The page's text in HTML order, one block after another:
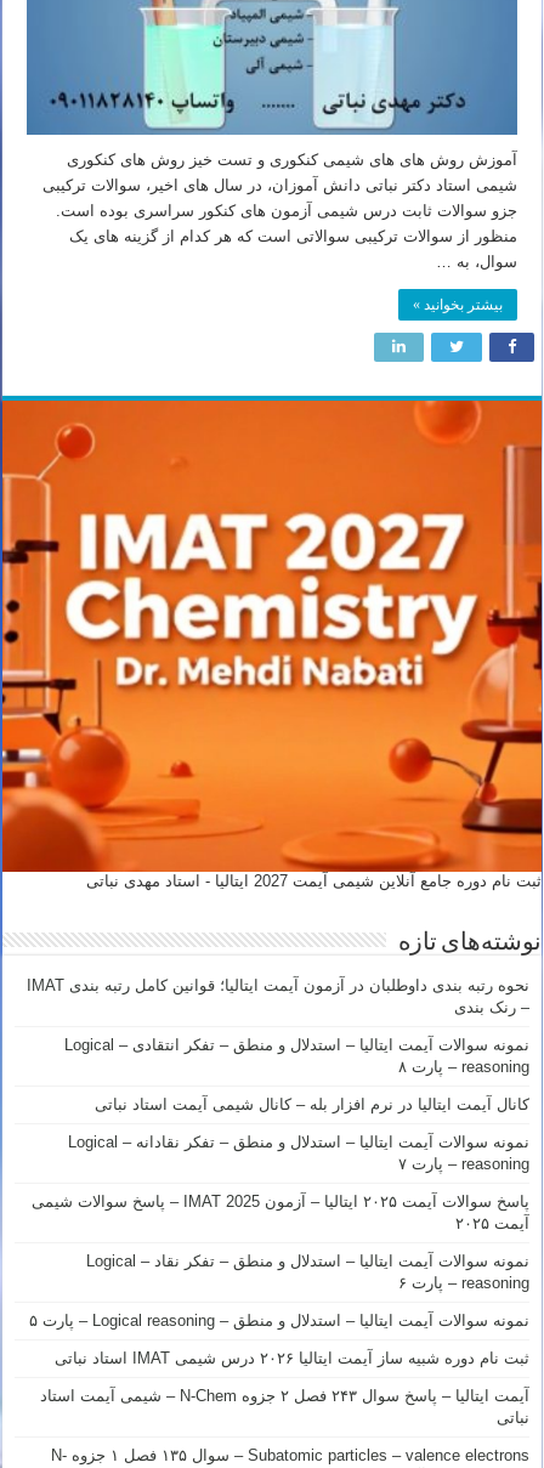
آموزش روش های های شیمی کنکوری و تست خیز روش های کنکوری
شیمی استاد دکتر نباتی دانش آموزان، در سال های اخیر، سوالات ترکیبی
جزو سوالات ثابت درس شیمی آزمون های کنکور سراسری بوده است.
منظور از سوالات ترکیبی سوالاتی است که هر کدام از گزینه های یک
سوال، به …
بیشتر بخوانید »
ثبت نام دوره جامع آنلاین شیمی آیمت 2027 ایتالیا - استاد مهدی نباتی
نوشته‌های تازه
نحوه رتبه بندی داوطلبان در آزمون آیمت ایتالیا؛ قوانین کامل رتبه بندی IMAT
– رنک بندی
نمونه سوالات آیمت ایتالیا – استدلال و منطق – تفکر انتقادی – Logical
reasoning – پارت ۸
کانال آیمت ایتالیا در نرم افزار بله – کانال شیمی آیمت استاد نباتی
نمونه سوالات آیمت ایتالیا – استدلال و منطق – تفکر نقادانه – Logical
reasoning – پارت ۷
پاسخ سوالات آیمت ۲۰۲۵ ایتالیا – آزمون IMAT 2025 – پاسخ سوالات شیمی
آیمت ۲۰۲۵
نمونه سوالات آیمت ایتالیا – استدلال و منطق – تفکر نقاد – Logical
reasoning – پارت ۶
نمونه سوالات آیمت ایتالیا – استدلال و منطق – Logical reasoning – پارت ۵
ثبت نام دوره شبیه ساز آیمت ایتالیا ۲۰۲۶ درس شیمی IMAT استاد نباتی
آیمت ایتالیا – پاسخ سوال ۲۴۳ فصل ۲ جزوه N-Chem – شیمی آیمت استاد
نباتی
Subatomic particles – valence electrons – سوال ۱۳۵ فصل ۱ جزوه N-